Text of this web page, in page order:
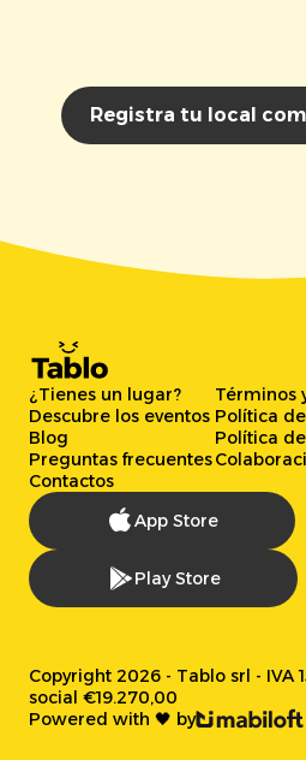
Registra tu local
¿Tienes un lugar?
Descubre los eventos
Blog
Preguntas frecuentes
Contactos
Términos
Política
Política
App Store
Play Store
Copyright 2026 - Tablo srl - IVA
social €19.270,00
Powered with 🖤 by